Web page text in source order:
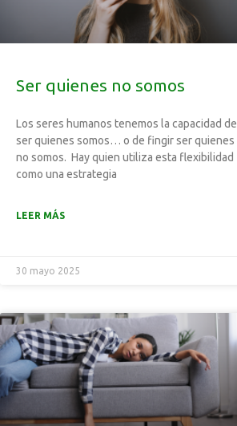
Ser quienes no somos
Los seres humanos tenemos la capacidad de
ser quienes somos… o de fingir ser quienes
no somos. Hay quien utiliza esta flexibilidad
como una estrategia
LEER MÁS
30 mayo 2025